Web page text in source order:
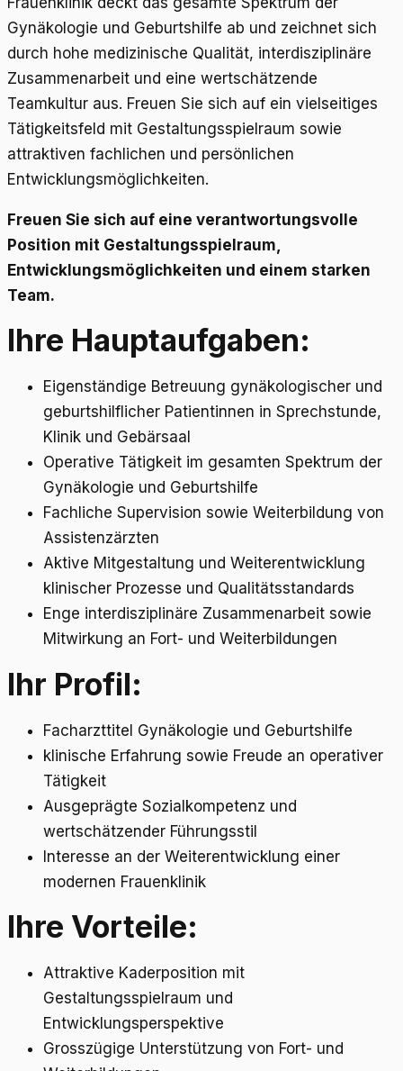
Gynäkologie und Geburtshilfe ab und zeichnet sich
durch hohe medizinische Qualität, interdisziplinäre
Zusammenarbeit und eine wertschätzende
Teamkultur aus. Freuen Sie sich auf ein vielseitiges
Tätigkeitsfeld mit Gestaltungsspielraum sowie
attraktiven fachlichen und persönlichen
Entwicklungsmöglichkeiten.
Freuen Sie sich auf eine verantwortungsvolle
Position mit Gestaltungsspielraum,
Entwicklungsmöglichkeiten und einem starken
Team.
Ihre Hauptaufgaben:
Eigenständige Betreuung gynäkologischer und
geburtshilflicher Patientinnen in Sprechstunde,
Klinik und Gebärsaal
Operative Tätigkeit im gesamten Spektrum der
Gynäkologie und Geburtshilfe
Fachliche Supervision sowie Weiterbildung von
Assistenzärzten
Aktive Mitgestaltung und Weiterentwicklung
klinischer Prozesse und Qualitätsstandards
Enge interdisziplinäre Zusammenarbeit sowie
Mitwirkung an Fort- und Weiterbildungen
Ihr Profil:
Facharzttitel Gynäkologie und Geburtshilfe
klinische Erfahrung sowie Freude an operativer
Tätigkeit
Ausgeprägte Sozialkompetenz und
wertschätzender Führungsstil
Interesse an der Weiterentwicklung einer
modernen Frauenklinik
Ihre Vorteile:
Attraktive Kaderposition mit
Gestaltungsspielraum und
Entwicklungsperspektive
Grosszügige Unterstützung von Fort- und